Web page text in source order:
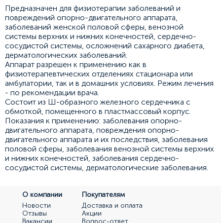
Предназначен для физиотерапии заболеваний и
повреждений опорно-двигательного аппарата,
заболеваний женской половой сферы, венозной
системы верхних и нижних конечностей, сердечно-
сосудистой системы, осложнений сахарного диабета,
дерматологических заболеваний.
Аппарат разрешен к применению как в
физиотерапевтических отделениях стационара или
амбулатории, так и в домашних условиях. Режим лечения
- по рекомендации врача.
Состоит из Ш-образного железного сердечника с
обмоткой, помещенного в пластмассовый корпус.
Показания к применению: заболевания опорно-
двигательного аппарата, повреждения опорно-
двигательного аппарата и их последствия, заболевания
половой сферы, заболевания венозной системы верхних
и нижних конечностей, заболевания сердечно-
сосудистой системы, дерматологические заболевания.
О компании
Новости
Отзывы
Вакансии
Покупателям
Доставка и оплата
Акции
Вопрос-ответ